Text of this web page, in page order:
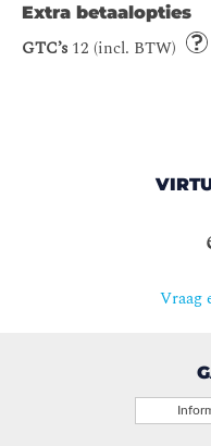
Extra betaalopties
GTC’s 12 (incl. BTW)
Vraag